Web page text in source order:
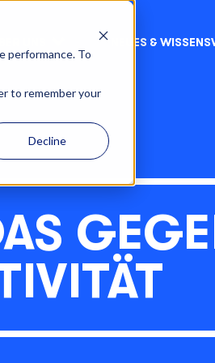
performance. To
to remember your
Decline
NEUES &